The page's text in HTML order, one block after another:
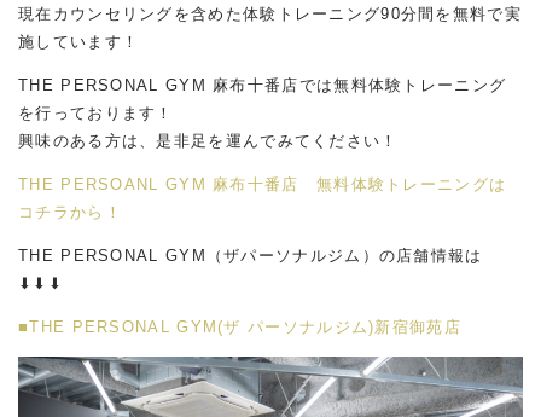
現在カウンセリングを含めた体験トレーニング90分間を無料で実
施しています！
THE PERSONAL GYM 麻布十番店では無料体験トレーニング
を行っております！
興味のある方は、是非足を運んでみてください！
THE PERSOANL GYM 麻布十番店 無料体験トレーニングは
コチラから！
THE PERSONAL GYM（ザパーソナルジム）の店舗情報は
⬇︎⬇︎⬇︎
■THE PERSONAL GYM(ザ パーソナルジム)新宿御苑店